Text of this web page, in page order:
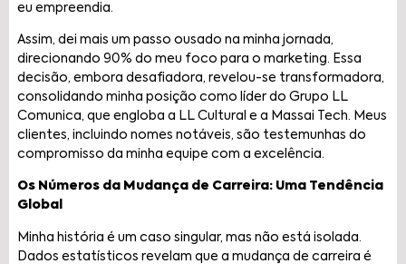
eu empreendia.
Assim, dei mais um passo ousado na minha jornada,
direcionando 90% do meu foco para o marketing. Essa
decisão, embora desafiadora, revelou-se transformadora,
consolidando minha posição como líder do Grupo LL
Comunica, que engloba a LL Cultural e a Massai Tech. Meus
clientes, incluindo nomes notáveis, são testemunhas do
compromisso da minha equipe com a excelência.
Os Números da Mudança de Carreira: Uma Tendência
Global
Minha história é um caso singular, mas não está isolada.
Dados estatísticos revelam que a mudança de carreira é